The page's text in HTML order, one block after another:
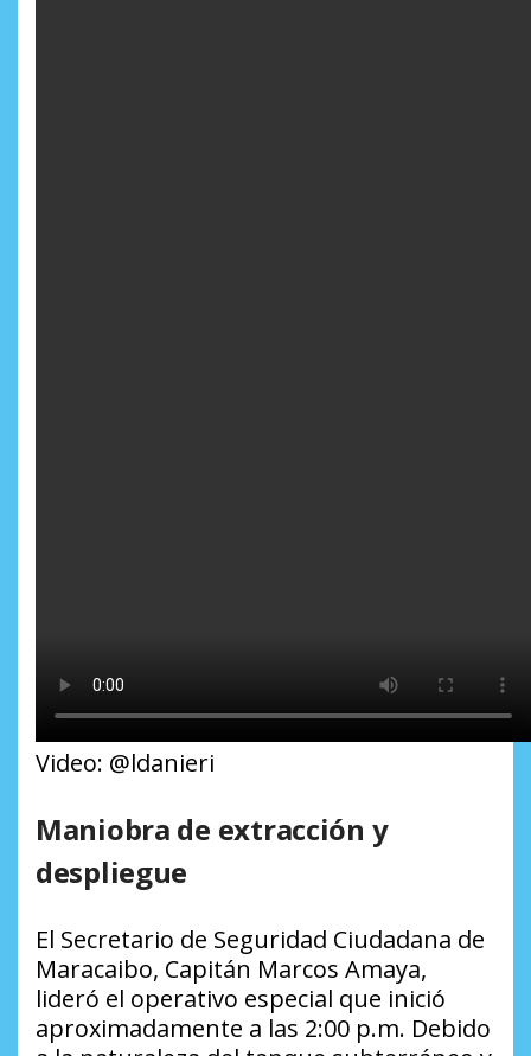
Video: @ldanieri
Maniobra de extracción y
despliegue
El Secretario de Seguridad Ciudadana de
Maracaibo, Capitán Marcos Amaya,
lideró el operativo especial que inició
aproximadamente a las 2:00 p.m. Debido